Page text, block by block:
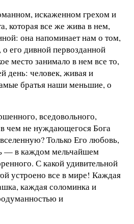
искаженном грехом и
которая все же жива в нем,
она напоминает нам о том,
его дивной первозданной
место занимало в нем все то,
день: человек, живая и
братья наши меньшие, о
вседовольного,
чем не нуждающегося Бога
Только Его любовь,
— в каждом мельчайшем
С какой удивительной
устроено все в мире! Каждая
каждая соломинка и
и